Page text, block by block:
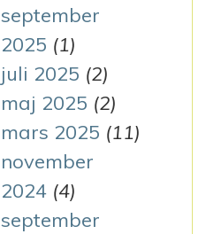
september
2025 (1)
juli 2025 (2)
maj 2025 (2)
mars 2025 (11)
november
2024 (4)
september